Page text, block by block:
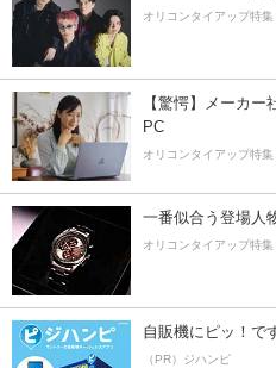
オリコンタイアップ特集
【驚愕】メーカ
PC
オリコンタイアップ特集
一番似合う登場人
オリコンタイアップ特集
自販機にピッ！で
（PR）ジハンピ